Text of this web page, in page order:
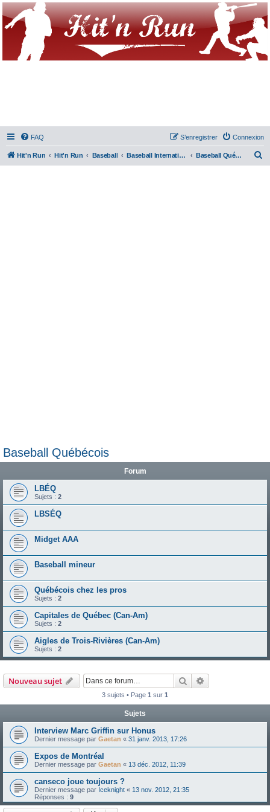
FAQ Connexion
S’enregistrer
Hit'n Run Hit'n Run Baseball Baseball International Baseball Québécois
Baseball Québécois
Forum
LBÉQ
Sujets : 2
LBSÉQ
Midget AAA
Baseball mineur
Québécois chez les pros
Sujets : 2
Capitales de Québec (Can-Am)
Sujets : 2
Aigles de Trois-Rivières (Can-Am)
Sujets : 2
Nouveau sujet Rechercher
3 sujets • Page 1 sur 1
Sujets
Interview Marc Griffin sur Honus
Dernier message par Gaetan « 31 janv. 2013, 17:26
Expos de Montréal
Dernier message par Gaetan « 13 déc. 2012, 11:39
canseco joue toujours ?
Dernier message par Iceknight « 13 nov. 2012, 21:35
Réponses : 9